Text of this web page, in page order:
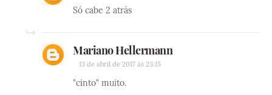
Só cabe 2 atrás
Mariano Hellermann
13 de abril de 2017 às 23:15
"cinto" muito.